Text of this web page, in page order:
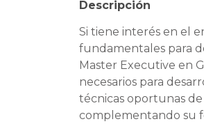
Descripción
Si tiene interés en el
fundamentales para
Master Executive en
necesarios para
técnicas oportunas
complementando su